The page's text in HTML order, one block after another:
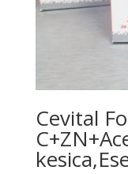
Cevital